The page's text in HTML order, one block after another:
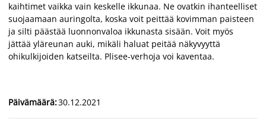
kaihtimet vaikka vain keskelle ikkunaa. Ne ovatkin ihanteelliset
suojaamaan auringolta, koska voit peittää kovimman paisteen
ja silti päästää luonnonvaloa ikkunasta sisään. Voit myös
jättää yläreunan auki, mikäli haluat peitää näkyvyyttä
ohikulkijoiden katseilta. Plisee-verhoja voi kaventaa.
Päivämäärä:30.12.2021